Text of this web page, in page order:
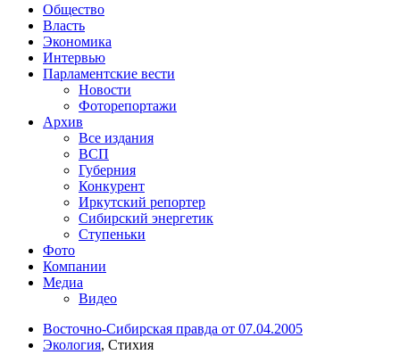
Общество
Власть
Экономика
Интервью
Парламентские вести
Новости
Фоторепортажи
Архив
Все издания
ВСП
Губерния
Конкурент
Иркутский репортер
Сибирский энергетик
Ступеньки
Фото
Компании
Медиа
Видео
Восточно-Сибирская правда от 07.04.2005
Экология, Стихия